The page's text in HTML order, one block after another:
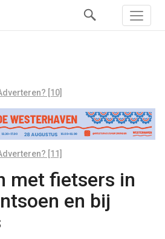
[10]
[11]
met fietsers in
en bij